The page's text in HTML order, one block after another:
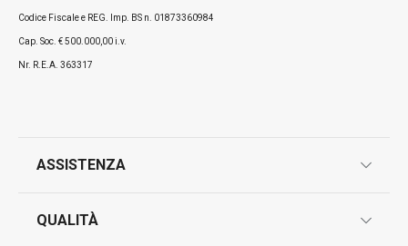
Codice Fiscale e REG. Imp. BS n. 01873360984
Cap. Soc. € 500.000,00 i.v.
Nr. R.E.A. 363317
ASSISTENZA
QUALITÀ